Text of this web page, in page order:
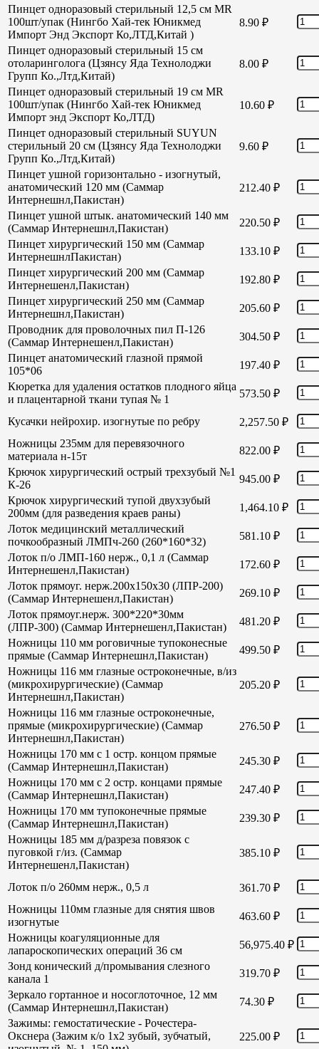
Пинцет одноразовый стерильный 12,5 см MR
100шт/упак (Нингбо Хай-тек Юникмед
Импорт Энд Экспорт Ко,ЛТД,Китай )
8.90 ₽
Пинцет одноразовый стерильный 15 см
отоларинголога (Цзянсу Яда Технолоджи
Групп Ко.,Лтд,Китай)
8.00 ₽
Пинцет одноразовый стерильный 19 см MR
100шт/упак (Нингбо Хай-тек Юникмед
Импорт энд Экспорт Ко,ЛТД)
10.60 ₽
Пинцет одноразовый стерильный SUYUN
стерильный 20 см (Цзянсу Яда Технолоджи
Групп Ко.,Лтд,Китай)
9.60 ₽
Пинцет ушной горизонтально - изогнутый,
анатомический 120 мм (Саммар
Интернешнл,Пакистан)
212.40 ₽
Пинцет ушной штык. анатомический 140 мм
(Саммар Интернешнл,Пакистан)
220.50 ₽
Пинцет хирургический 150 мм (Саммар
ИнтернешнлПакистан)
133.10 ₽
Пинцет хирургический 200 мм (Саммар
Интернешенл,Пакистан)
192.80 ₽
Пинцет хирургический 250 мм (Саммар
Интернешнл,Пакистан)
205.60 ₽
Проводник для проволочных пил П-126
(Саммар Интернешенл,Пакистан)
304.50 ₽
Пинцет анатомический глазной прямой
105*06
197.40 ₽
Кюретка для удаления остатков плодного яйца
и плацентарной ткани тупая № 1
573.50 ₽
Кусачки нейрохир. изогнутые по ребру 2,257.50 ₽
Ножницы 235мм для перевязочного
материала н-15т
822.00 ₽
Крючок хирургический острый трехзубый №1
К-26
945.00 ₽
Крючок хирургический тупой двухзубый
200мм (для разведения краев раны)
1,464.10 ₽
Лоток медицинский металлический
почкообразный ЛМПч-260 (260*160*32)
581.10 ₽
Лоток п/о ЛМП-160 нерж., 0,1 л (Саммар
Интернешенл,Пакистан)
172.60 ₽
Лоток прямоуг. нерж.200х150х30 (ЛПР-200)
(Саммар Интернешенл,Пакистан)
269.10 ₽
Лоток прямоуг.нерж. 300*220*30мм
(ЛПР-300) (Саммар Интернешенл,Пакистан)
481.20 ₽
Ножницы 110 мм роговичные тупоконесные
прямые (Саммар Интернешнл,Пакистан)
499.50 ₽
Ножницы 116 мм глазные остроконечные, в/из
(микрохирургические) (Саммар
Интернешнл,Пакистан)
205.20 ₽
Ножницы 116 мм глазные остроконечные,
прямые (микрохирургические) (Саммар
Интернешнл,Пакистан)
276.50 ₽
Ножницы 170 мм с 1 остр. концом прямые
(Саммар Интернешнл,Пакистан)
245.30 ₽
Ножницы 170 мм с 2 остр. концами прямые
(Саммар Интернешнл,Пакистан)
247.40 ₽
Ножницы 170 мм тупоконечные прямые
(Саммар Интернешнл,Пакистан)
239.30 ₽
Ножницы 185 мм д/разреза повязок с
пуговкой г/из. (Саммар
Интернешенл,Пакистан)
385.10 ₽
Лоток п/о 260мм нерж., 0,5 л 361.70 ₽
Ножницы 110мм глазные для снятия швов
изогнутые
463.60 ₽
Ножницы коагуляционные для
лапароскопических операций 36 см
56,975.40 ₽
Зонд конический д/промывания слезного
канала 1
319.70 ₽
Зеркало гортанное и носоглоточное, 12 мм
(Саммар Интернешнл,Пакистан)
74.30 ₽
Зажимы: гемостатические - Рочестера-
Окснера (Зажим к/о 1х2 зубый, зубчатый,
225.00 ₽